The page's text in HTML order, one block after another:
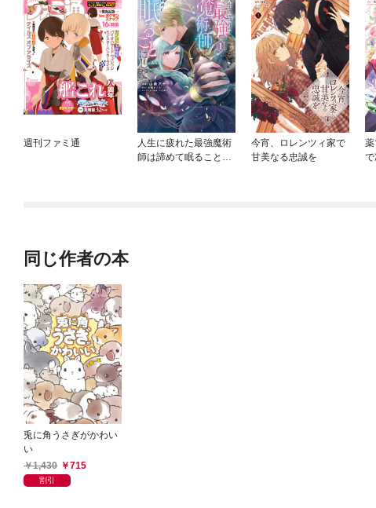
週刊ファミ通
人生に疲れた最強魔術
師は諦めて眠ることに
今宵、ロレンツィ家で
甘美なる忠誠を
で
同じ作者の本
兎に角うさぎがかわい
い
1,430
715
割引